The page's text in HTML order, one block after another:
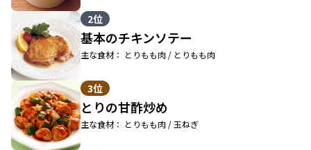
2位
基本のチキンソテー
主な食材： とりもも肉 / とりもも肉
3位
とりの甘酢炒め
主な食材： とりもも肉 / 玉ねぎ